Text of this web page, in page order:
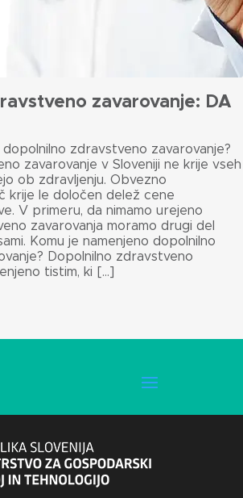
zavarovanje: DA
zdravstveno zavarovanje?
zavarovanje v Sloveniji ne krije vseh
ob zdravljenju. Obvezno
krije le določen delež cene
V primeru, da nimamo urejeno
zavarovanja moramo drugi del
Komu je namenjeno dopolnilno
Dopolnilno zdravstveno
tistim, ki […]